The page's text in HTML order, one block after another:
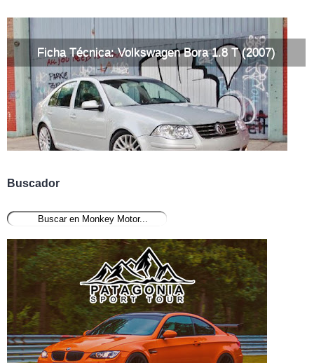
Ficha Técnica: Volkswagen Bora 1.8 T (2007)
Buscador